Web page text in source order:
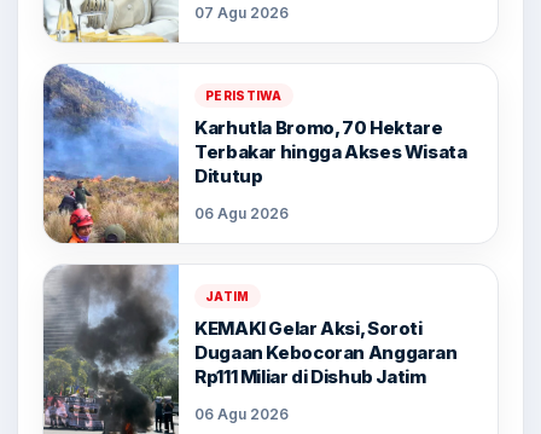
07 Agu 2026
PERISTIWA
Karhutla Bromo, 70 Hektare
Terbakar hingga Akses Wisata
Ditutup
06 Agu 2026
JATIM
KEMAKI Gelar Aksi, Soroti
Dugaan Kebocoran Anggaran
Rp111 Miliar di Dishub Jatim
06 Agu 2026